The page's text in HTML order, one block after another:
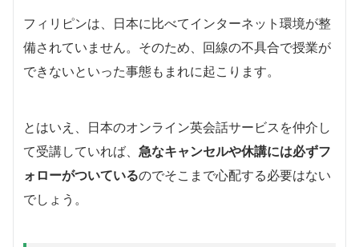
フィリピンは、日本に比べてインターネット環境が整
備されていません。そのため、回線の不具合で授業が
できないといった事態もまれに起こります。
とはいえ、日本のオンライン英会話サービスを仲介し
て受講していれば、 急なキャンセルや休講には必ずフ
ォローがついているのでそこまで心配する必要はない
でしょう。